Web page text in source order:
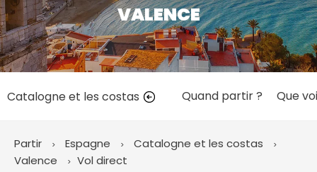
VALENCE
Catalogne et les costas Quand partir ? Que
Partir Espagne
Catalogne et les costas
Valence
Vol direct
📍 Destinations populaires
☀️ Où partir par mois
Juillet
Août Septembre
Octobre